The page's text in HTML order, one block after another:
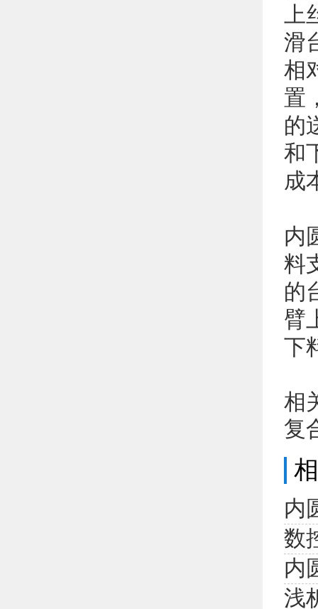
上
滑
相
置
的
和
成
内
料
的
臂
下
相
复
内
数
内
浅